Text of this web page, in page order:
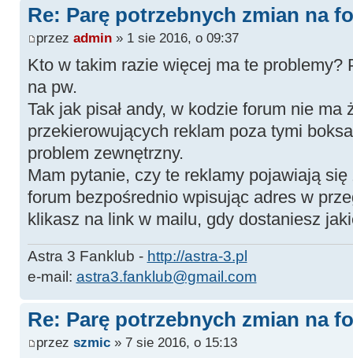
Re: Parę potrzebnych zmian na
przez admin» 1 sie 2016, o 09:37
Kto w takim razie więcej ma te problemy?
na pw.
Tak jak pisał andy, w kodzie forum nie
przekierowujących reklam poza tymi
problem zewnętrzny.
Mam pytanie, czy te reklamy pojawiają
forum bezpośrednio wpisując adres w
klikasz na link w mailu, gdy dostaniesz
Astra 3 Fanklub - http://astra-3.pl
e-mail: astra3.fanklub@gmail.com
Re: Parę potrzebnych zmian na
przez szmic» 7 sie 2016, o 15:13